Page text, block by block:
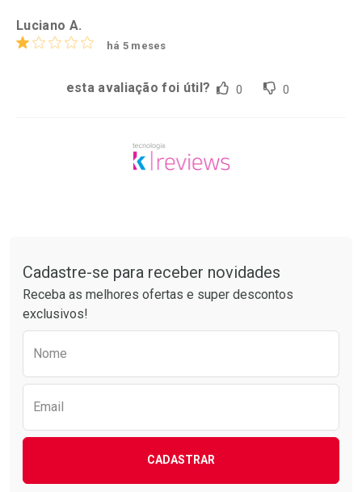
Luciano A.
há 5 meses
esta avaliação foi útil? 0 0
Cadastre-se para receber novidades
Receba as melhores ofertas e super descontos
exclusivos!
Nome
Email
CADASTRAR